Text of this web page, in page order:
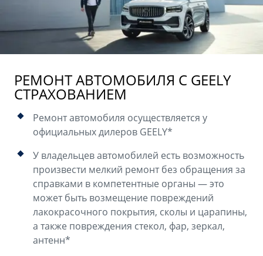
РЕМОНТ АВТОМОБИЛЯ С GEELY
СТРАХОВАНИЕМ
Ремонт автомобиля осуществляется у
официальных дилеров GEELY*
У владельцев автомобилей есть возможность
произвести мелкий ремонт без обращения за
справками в компетентные органы — это
может быть возмещение повреждений
лакокрасочного покрытия, сколы и царапины,
а также повреждения стекол, фар, зеркал,
антенн*